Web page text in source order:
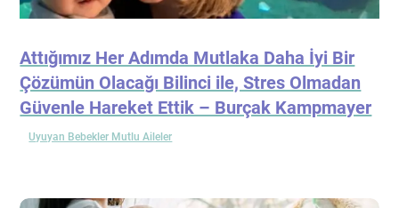
Attığımız Her Adımda Mutlaka Daha İyi Bir
Çözümün Olacağı Bilinci ile, Stres Olmadan
Güvenle Hareket Ettik – Burçak Kampmayer
Uyuyan Bebekler Mutlu Aileler